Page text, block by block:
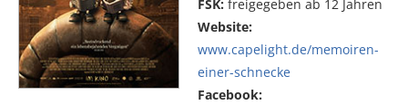
FSK: freigegeben ab 12 Jahren
Website:
www.capelight.de/memoiren-
einer-schnecke
Facebook: